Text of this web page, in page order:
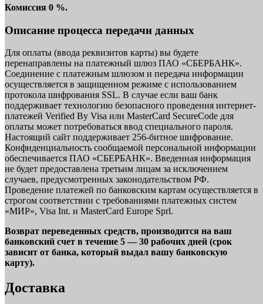
Комиссия 0 %.
Описание процесса передачи данных
Для оплаты (ввода реквизитов карты) вы будете
перенаправлены на платежный шлюз ПАО «СБЕРБАНК».
Соединение с платежным шлюзом и передача информации
осуществляется в защищенном режиме с использованием
протокола шифрования SSL. В случае если ваш банк
поддерживает технологию безопасного проведения интернет-
платежей Verified By Visa или MasterCard SecureCode для
оплаты может потребоваться ввод специального пароля.
Настоящий сайт поддерживает 256-битное шифрование.
Конфиденциальность сообщаемой персональной информации
обеспечивается ПАО «СБЕРБАНК». Введенная информация
не будет предоставлена третьим лицам за исключением
случаев, предусмотренных законодательством РФ.
Проведение платежей по банковским картам осуществляется в
строгом соответствии с требованиями платежных систем
«МИР», Visa Int. и MasterCard Europe Sprl.
Возврат переведенных средств, производится на ваш
банковский счет в течение 5 — 30 рабочих дней (срок
зависит от банка, который выдал вашу банковскую
карту).
Доставка